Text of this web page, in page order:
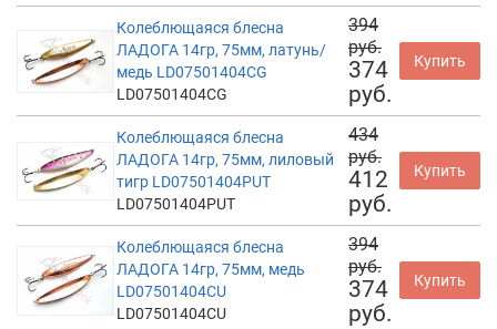
Колеблющаяся блесна
ЛАДОГА 14гр, 75мм, латунь/
медь LD07501404CG
LD07501404CG
394
руб.
374
руб.
Купить
Колеблющаяся блесна
ЛАДОГА 14гр, 75мм, лиловый
тигр LD07501404PUT
LD07501404PUT
434
руб.
412
руб.
Купить
Колеблющаяся блесна
ЛАДОГА 14гр, 75мм, медь
LD07501404CU
LD07501404CU
394
руб.
374
руб.
Купить